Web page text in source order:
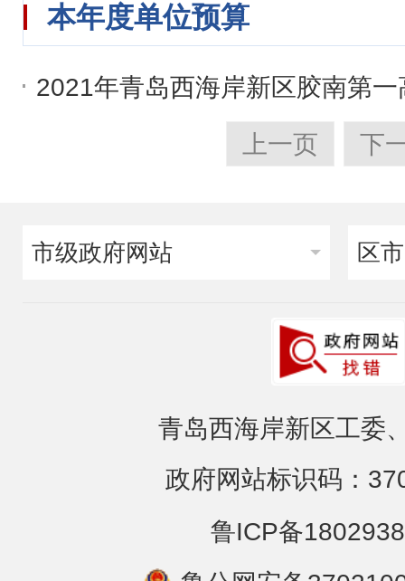
本年度单位预算
2021年青岛西海岸新区胶南第
上一页 下
市级政府网站 区
青岛西海岸新区工委
政府网站标识码：
鲁ICP备